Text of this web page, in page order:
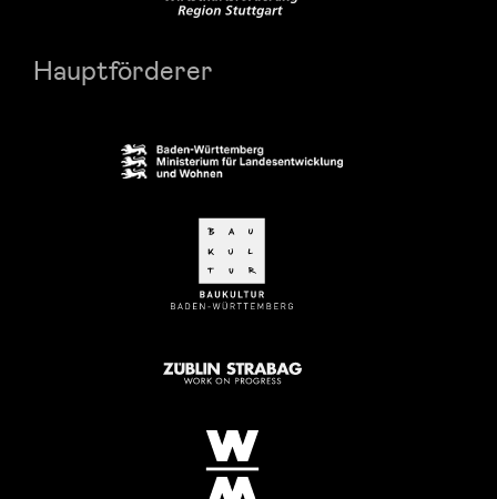
Hauptförderer